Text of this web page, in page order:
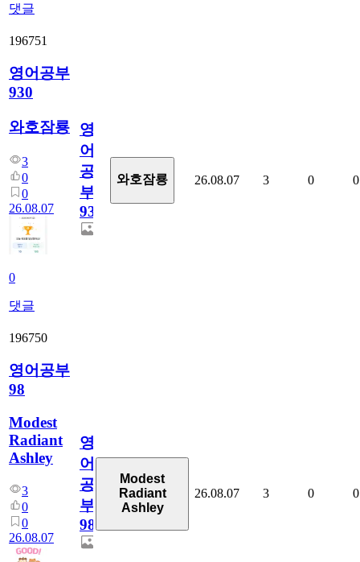
댓글
196751
영어공부
930
와호잠룡
3
0
0
26.08.07
0
댓글
영
어
공
부
930
와호잠룡 26.08.07 3 0 0
196750
영어공부
98
Modest
Radiant
Ashley
3
0
0
26.08.07
영
어
공
부
98
Modest
Radiant
Ashley
26.08.07 3 0 0